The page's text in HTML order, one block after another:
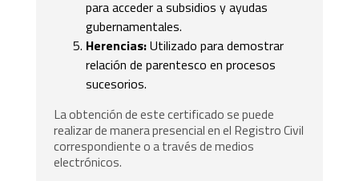
para acceder a subsidios y ayudas
gubernamentales.
Herencias:Utilizado para demostrar
relación de parentesco en procesos
sucesorios.
La obtención de este certificado se puede
realizar de manera presencial en el Registro Civil
correspondiente o a través de medios
electrónicos.